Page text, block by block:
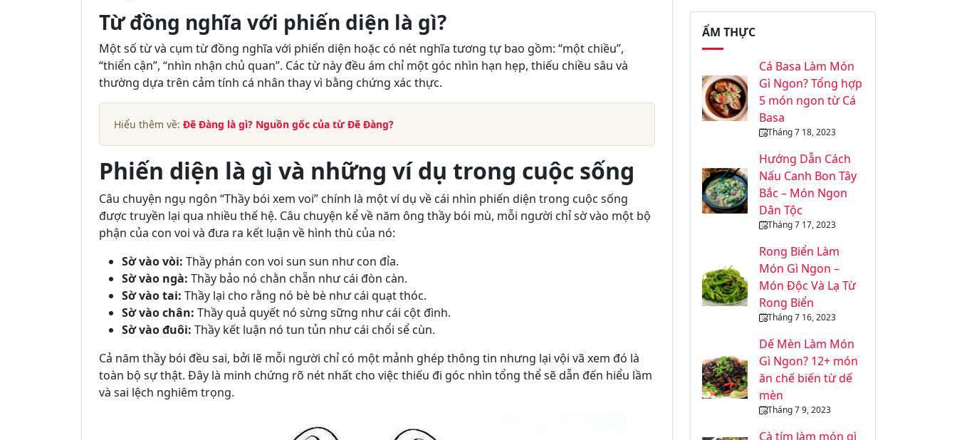
Từ đồng nghĩa với phiến diện là gì?
Một số từ và cụm từ đồng nghĩa với phiến diện hoặc có nét nghĩa tương tự bao gồm: “một chiều”,
“thiển cận”, “nhìn nhận chủ quan”. Các từ này đều ám chỉ một góc nhìn hạn hẹp, thiếu chiều sâu và
thường dựa trên cảm tính cá nhân thay vì bằng chứng xác thực.
Hiểu thêm về: Đẽ Đàng là gì? Nguồn gốc của từ Đẽ Đàng?
Phiến diện là gì và những ví dụ trong cuộc sống
Câu chuyện ngụ ngôn “Thầy bói xem voi” chính là một ví dụ về cái nhìn phiến diện trong cuộc sống
được truyền lại qua nhiều thế hệ. Câu chuyện kể về năm ông thầy bói mù, mỗi người chỉ sờ vào một bộ
phận của con voi và đưa ra kết luận về hình thù của nó:
Sờ vào vòi: Thầy phán con voi sun sun như con đỉa.
Sờ vào ngà: Thầy bảo nó chằn chẵn như cái đòn càn.
Sờ vào tai: Thầy lại cho rằng nó bè bè như cái quạt thóc.
Sờ vào chân: Thầy quả quyết nó sừng sững như cái cột đình.
Sờ vào đuôi: Thầy kết luận nó tun tủn như cái chổi sể cùn.
Cả năm thầy bói đều sai, bởi lẽ mỗi người chỉ có một mảnh ghép thông tin nhưng lại vội vã xem đó là
toàn bộ sự thật. Đây là minh chứng rõ nét nhất cho việc thiếu đi góc nhìn tổng thể sẽ dẫn đến hiểu lầm
và sai lệch nghiêm trọng.
ẨM THỰC
Cá Basa Làm Món
Gì Ngon? Tổng hợp
5 món ngon từ Cá
Basa
Tháng 7 18, 2023
Hướng Dẫn Cách
Nấu Canh Bon Tây
Bắc – Món Ngon
Dân Tộc
Tháng 7 17, 2023
Rong Biển Làm
Món Gì Ngon –
Món Độc Và Lạ Từ
Rong Biển
Tháng 7 16, 2023
Dế Mèn Làm Món
Gì Ngon? 12+ món
ăn chế biến từ dế
mèn
Tháng 7 9, 2023
Cà tím làm món gì